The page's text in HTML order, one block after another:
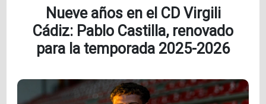
Nueve años en el CD Virgili
Cádiz: Pablo Castilla, renovado
para la temporada 2025-2026